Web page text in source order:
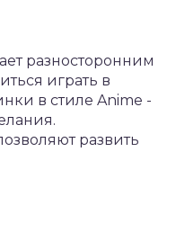
разносторонним
играть в
в стиле Anime -
развить